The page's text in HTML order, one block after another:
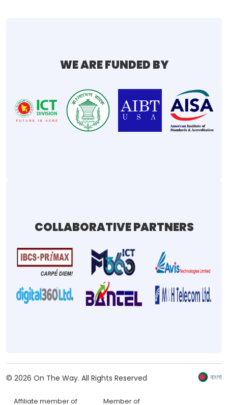
WE ARE FUNDED BY
COLLABORATIVE PARTNERS
© 2026 On The Way. All Rights Reserved বাংলা
Affiliate member of Member of